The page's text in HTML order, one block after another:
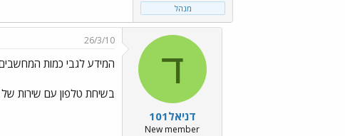
מנהל
ד
דניאל101
New member
26/3/10
המידע לגבי כמות
בשיחת טלפון עם שירות של